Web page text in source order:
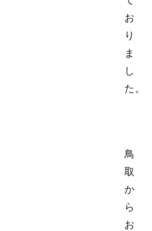
お
り
ま
し
た。
鳥
取
か
ら
お